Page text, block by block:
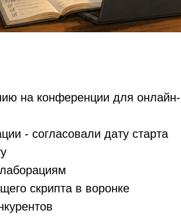
на конференции для
- согласовали дату старта
скрипта в воронке